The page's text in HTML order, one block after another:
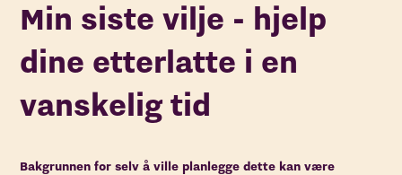
Min siste vilje - hjelp
dine etterlatte i en
vanskelig tid
Bakgrunnen for selv å ville planlegge dette kan være